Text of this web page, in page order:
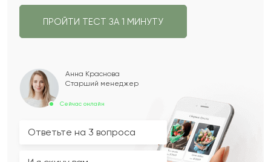
ПРОЙТИ ТЕСТ ЗА 1 МИНУТУ
Сейчас онлайн
Анна Краснова
Старший менеджер
Ответьте на 3 вопроса